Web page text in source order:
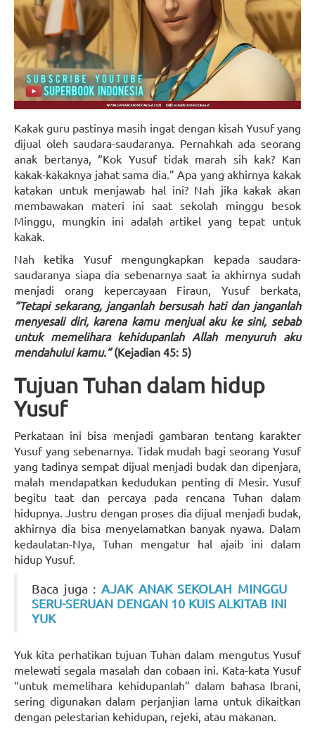
Kakak guru pastinya masih ingat dengan kisah Yusuf yang
dijual oleh saudara-saudaranya. Pernahkah ada seorang
anak bertanya, “Kok Yusuf tidak marah sih kak? Kan
kakak-kakaknya jahat sama dia.” Apa yang akhirnya kakak
katakan untuk menjawab hal ini? Nah jika kakak akan
membawakan materi ini saat sekolah minggu besok
Minggu, mungkin ini adalah artikel yang tepat untuk
kakak.
Nah ketika Yusuf mengungkapkan kepada saudara-
saudaranya siapa dia sebenarnya saat ia akhirnya sudah
menjadi orang kepercayaan Firaun, Yusuf berkata,
“Tetapi sekarang, janganlah bersusah hati dan janganlah
menyesali diri, karena kamu menjual aku ke sini, sebab
untuk memelihara kehidupanlah Allah menyuruh aku
mendahului kamu.”(Kejadian 45: 5)
Tujuan Tuhan dalam hidup
Yusuf
Perkataan ini bisa menjadi gambaran tentang karakter
Yusuf yang sebenarnya. Tidak mudah bagi seorang Yusuf
yang tadinya sempat dijual menjadi budak dan dipenjara,
malah mendapatkan kedudukan penting di Mesir. Yusuf
begitu taat dan percaya pada rencana Tuhan dalam
hidupnya. Justru dengan proses dia dijual menjadi budak,
akhirnya dia bisa menyelamatkan banyak nyawa. Dalam
kedaulatan-Nya, Tuhan mengatur hal ajaib ini dalam
hidup Yusuf.
Baca juga : AJAK ANAK SEKOLAH MINGGU
SERU-SERUAN DENGAN 10 KUIS ALKITAB INI
YUK
Yuk kita perhatikan tujuan Tuhan dalam mengutus Yusuf
melewati segala masalah dan cobaan ini. Kata-kata Yusuf
“untuk memelihara kehidupanlah” dalam bahasa Ibrani,
sering digunakan dalam perjanjian lama untuk dikaitkan
dengan pelestarian kehidupan, rejeki, atau makanan.